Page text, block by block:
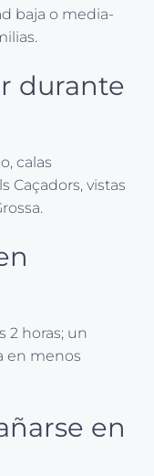
baja o media-
durante
calas
Caçadors, vistas
2 horas; un
en menos
en